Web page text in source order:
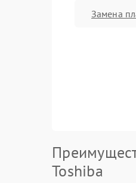
Замена
Toshiba